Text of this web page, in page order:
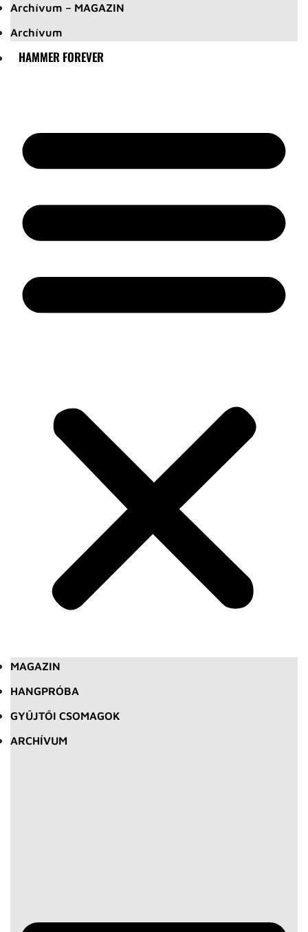
Archívum – MAGAZIN
Archívum
HAMMER FOREVER
MAGAZIN
HANGPRÓBA
GYŰJTŐI CSOMAGOK
ARCHÍVUM